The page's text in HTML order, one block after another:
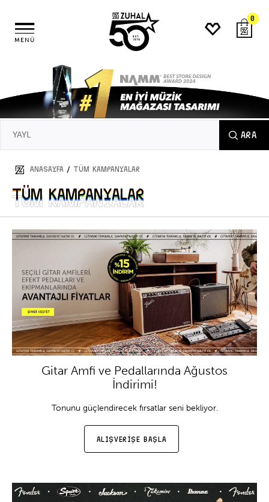
MENÜ
0
ARA
ANASAYFA / TÜM KAMPANYALAR
TÜM KAMPANYALAR
TÜM KAMPANYALAR
Gitar Amfi ve Pedallarında Ağustos
İndirimi!
Tonunu güçlendirecek fırsatlar seni bekliyor.
ALIŞVERİŞE BAŞLA